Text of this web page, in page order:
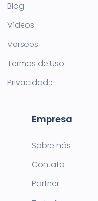
Blog
Vídeos
Versões
Termos de Uso
Privacidade
Empresa
Sobre nós
Contato
Partner